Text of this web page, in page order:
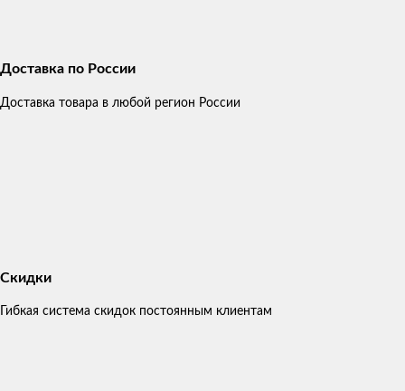
Доставка по России
Доставка товара в любой регион России
Скидки
Гибкая система скидок постоянным клиентам